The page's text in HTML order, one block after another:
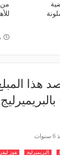
من
هذا
البريميرليج فوز